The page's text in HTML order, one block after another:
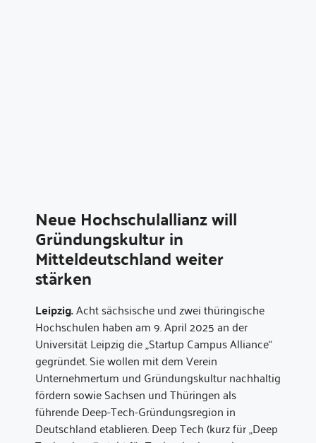
Neue Hochschulallianz will
Gründungskultur in
Mitteldeutschland weiter
stärken
Leipzig.Acht sächsische und zwei thüringische
Hochschulen haben am 9. April 2025 an der
Universität Leipzig die „Startup Campus Alliance“
gegründet. Sie wollen mit dem Verein
Unternehmertum und Gründungskultur nachhaltig
fördern sowie Sachsen und Thüringen als
führende Deep-Tech-Gründungsregion in
Deutschland etablieren. Deep Tech (kurz für „Deep